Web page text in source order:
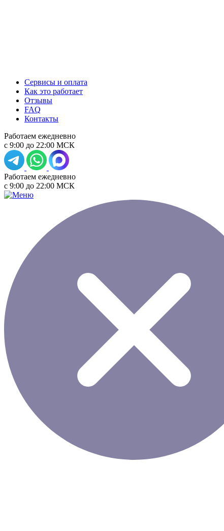
Сервисы и оплата
Как это работает
Отзывы
FAQ
Контакты
Работаем ежедневно
с 9:00 до 22:00 МСК
Работаем ежедневно
с 9:00 до 22:00 МСК